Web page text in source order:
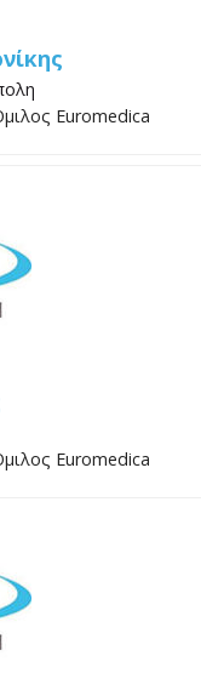
Euromedica
Euromedica